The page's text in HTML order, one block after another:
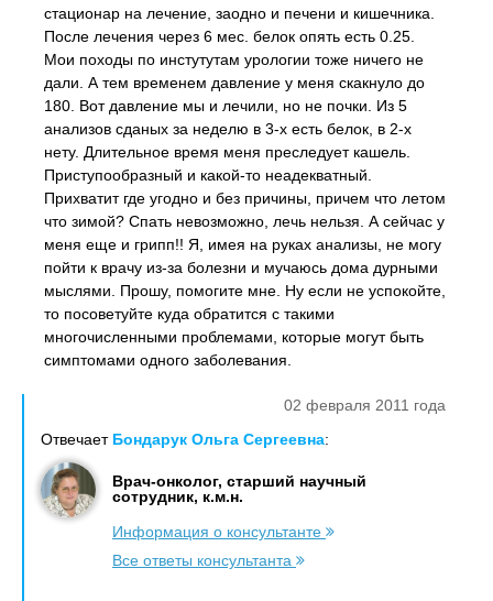
стационар на лечение, заодно и печени и кишечника.
После лечения через 6 мес. белок опять есть 0.25.
Мои походы по инстутутам урологии тоже ничего не
дали. А тем временем давление у меня скакнуло до
180. Вот давление мы и лечили, но не почки. Из 5
анализов сданых за неделю в 3-х есть белок, в 2-х
нету. Длительное время меня преследует кашель.
Приступообразный и какой-то неадекватный.
Прихватит где угодно и без причины, причем что летом
что зимой? Спать невозможно, лечь нельзя. А сейчас у
меня еще и грипп!! Я, имея на руках анализы, не могу
пойти к врачу из-за болезни и мучаюсь дома дурными
мыслями. Прошу, помогите мне. Ну если не успокойте,
то посоветуйте куда обратится с такими
многочисленными проблемами, которые могут быть
симптомами одного заболевания.
02 февраля 2011 года
Отвечает Бондарук Ольга Сергеевна:
Врач-онколог, старший научный
сотрудник, к.м.н.
Информация о консультанте
Все ответы консультанта